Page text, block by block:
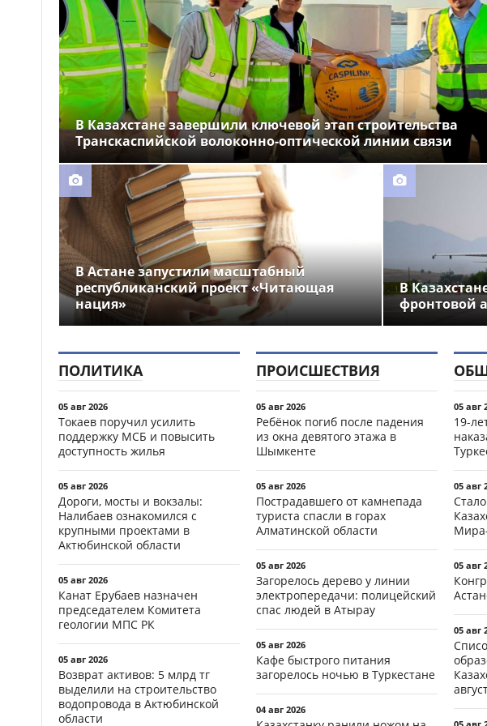
устроили праздник для
крокодила
12:26
Почти 12 тысяч км
электросетей отремонтировали
в Казахстане
В Казахстане завершили ключевой этап строительства
Транскаспийской волоконно-оптической линии связи
В Астане запустили масштабный
республиканский проект «Читающая
нация»
В
фронтовой
ПОЛИТИКА
05 авг 2026
Токаев поручил усилить
поддержку МСБ и повысить
доступность жилья
05 авг 2026
Дороги, мосты и вокзалы:
Налибаев ознакомился с
крупными проектами в
Актюбинской области
05 авг 2026
Канат Ерубаев назначен
председателем Комитета
геологии МПС РК
05 авг 2026
Возврат активов: 5 млрд тг
выделили на строительство
водопровода в Актюбинской
области
ПРОИСШЕСТВИЯ
05 авг 2026
Ребёнок погиб после падения
из окна девятого этажа в
Шымкенте
05 авг 2026
Пострадавшего от камнепада
туриста спасли в горах
Алматинской области
05 авг 2026
Загорелось дерево у линии
электропередачи: полицейский
спас людей в Атырау
05 авг 2026
Кафе быстрого питания
загорелось ночью в Туркестане
04 авг 2026
05 авг
19-
05 авг
05 авг
05 авг